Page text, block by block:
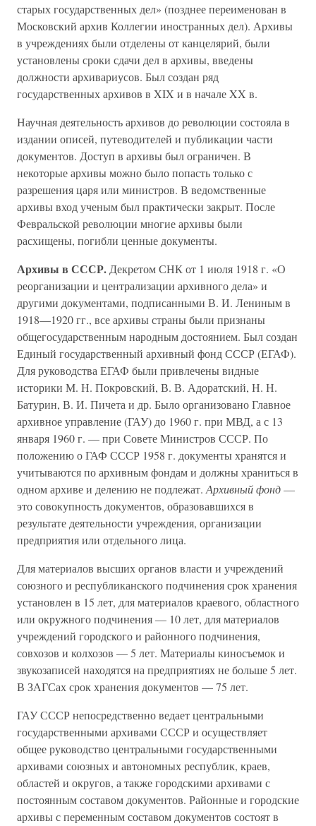
старых государственных дел» (позднее переименован в
Московский архив Коллегии иностранных дел). Архивы
в учреждениях были отделены от канцелярий, были
установлены сроки сдачи дел в архивы, введены
должности архивариусов. Был создан ряд
государственных архивов в XIX и в начале XX в.
Научная деятельность архивов до революции состояла в
издании описей, путеводителей и публикации части
документов. Доступ в архивы был ограничен. В
некоторые архивы можно было попасть только с
разрешения царя или министров. В ведомственные
архивы вход ученым был практически закрыт. После
Февральской революции многие архивы были
расхищены, погибли ценные документы.
Архивы в СССР. Декретом СНК от 1 июля 1918 г. «О
реорганизации и централизации архивного дела» и
другими документами, подписанными В. И. Лениным в
1918—1920 гг., все архивы страны были признаны
общегосударственным народным достоянием. Был создан
Единый государственный архивный фонд СССР (ЕГАФ).
Для руководства ЕГАФ были привлечены видные
историки М. Н. Покровский, В. В. Адоратский, Н. Н.
Батурин, В. И. Пичета и др. Было организовано Главное
архивное управление (ГАУ) до 1960 г. при МВД, а с 13
января 1960 г. — при Совете Министров СССР. По
положению о ГАФ СССР 1958 г. документы хранятся и
учитываются по архивным фондам и должны храниться в
одном архиве и делению не подлежат. Архивный фонд—
это совокупность документов, образовавшихся в
результате деятельности учреждения, организации
предприятия или отдельного лица.
Для материалов высших органов власти и учреждений
союзного и республиканского подчинения срок хранения
установлен в 15 лет, для материалов краевого, областного
или окружного подчинения — 10 лет, для материалов
учреждений городского и районного подчинения,
совхозов и колхозов — 5 лет. Материалы киносъемок и
звукозаписей находятся на предприятиях не больше 5 лет.
В ЗАГСах срок хранения документов — 75 лет.
ГАУ СССР непосредственно ведает центральными
государственными архивами СССР и осуществляет
общее руководство центральными государственными
архивами союзных и автономных республик, краев,
областей и округов, а также городскими архивами с
постоянным составом документов. Районные и городские
архивы с переменным составом документов состоят в